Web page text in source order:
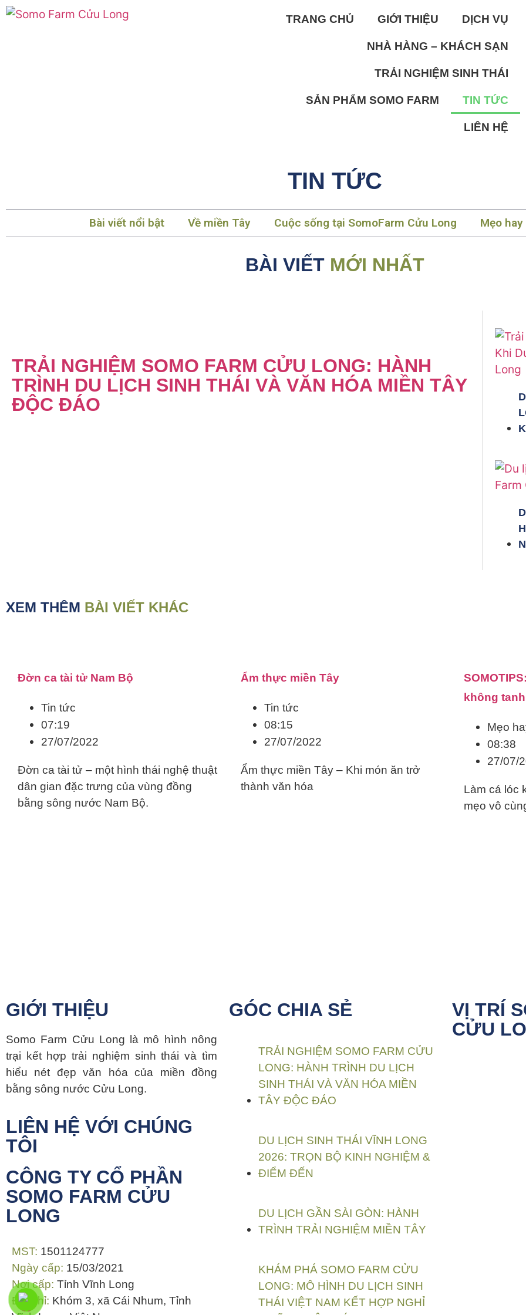
TRANG CHỦ GIỚI THIỆU DỊCH VỤ
NHÀ HÀNG – KHÁCH SẠN
TRẢI NGHIỆM SINH THÁI
SẢN PHẨM SOMO FARM TIN TỨC
LIÊN HỆ
TIN TỨC
Bài viết nổi bật Về miền Tây Cuộc sống tại SomoFarm Cửu Long Mẹo
BÀI VIẾT MỚI NHẤT
TRẢI NGHIỆM SOMO FARM CỬU LONG: HÀNH
TRÌNH DU LỊCH SINH THÁI VÀ VĂN HÓA MIỀN TÂY
ĐỘC ĐÁO
XEM THÊM BÀI VIẾT KHÁC
Đờn ca tài tử Nam Bộ
Tin tức
07:19
27/07/2022
Đờn ca tài tử – một hình thái nghệ thuật
dân gian đặc trưng của vùng đồng
bằng sông nước Nam Bộ.
Ẩm thực miền Tây
Tin tức
08:15
27/07/2022
Ẩm thực miền Tây – Khi món ăn trở
thành văn hóa
không tanh
Mẹo
08:38
27/07/
Làm cá lóc
mẹo vô
GIỚI THIỆU
Somo Farm Cửu Long là mô hình nông
trại kết hợp trải nghiệm sinh thái và tìm
hiểu nét đẹp văn hóa của miền đồng
bằng sông nước Cửu Long.
LIÊN HỆ VỚI CHÚNG
TÔI
CÔNG TY CỔ PHẦN
SOMO FARM CỬU
LONG
MST: 1501124777
Ngày cấp: 15/03/2021
Nơi cấp: Tỉnh Vĩnh Long
Địa chỉ: Khóm 3, xã Cái Nhum, Tỉnh
GÓC CHIA SẺ
TRẢI NGHIỆM SOMO FARM CỬU
LONG: HÀNH TRÌNH DU LỊCH
SINH THÁI VÀ VĂN HÓA MIỀN
TÂY ĐỘC ĐÁO
DU LỊCH SINH THÁI VĨNH LONG
2026: TRỌN BỘ KINH NGHIỆM &
ĐIỂM ĐẾN
DU LỊCH GẦN SÀI GÒN: HÀNH
TRÌNH TRẢI NGHIỆM MIỀN TÂY
KHÁM PHÁ SOMO FARM CỬU
LONG: MÔ HÌNH DU LỊCH SINH
THÁI VIỆT NAM KẾT HỢP NGHỈ
VỊ TRÍ
CỬU